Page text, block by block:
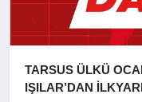
TARSUS ÜLKÜ
IŞILAR’DAN